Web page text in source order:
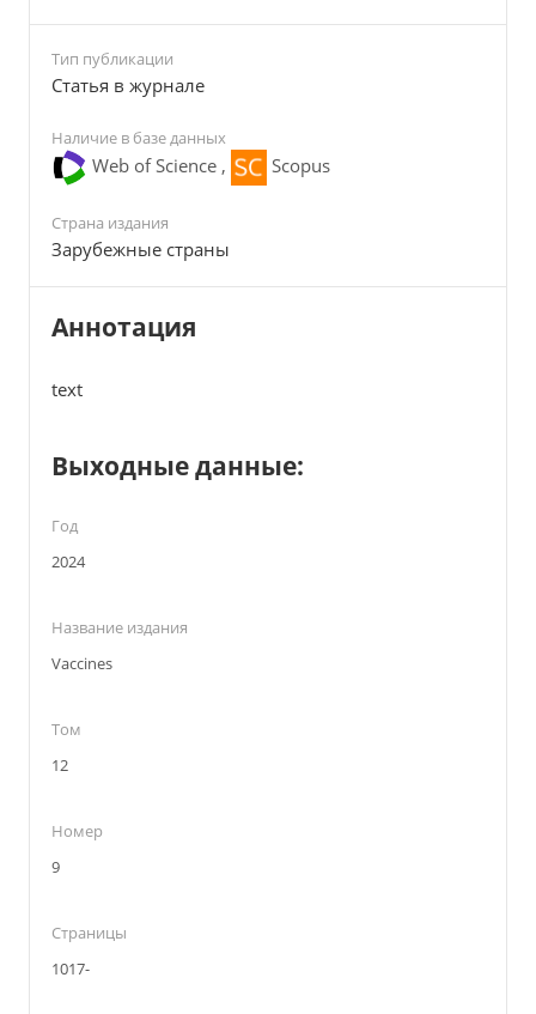
Тип публикации
Cтатья в журнале
Наличие в базе данных
Web of Science , Scopus
Страна издания
Зарубежные страны
Аннотация
text
Выходные данные:
Год
2024
Название издания
Vaccines
Том
12
Номер
9
Страницы
1017-